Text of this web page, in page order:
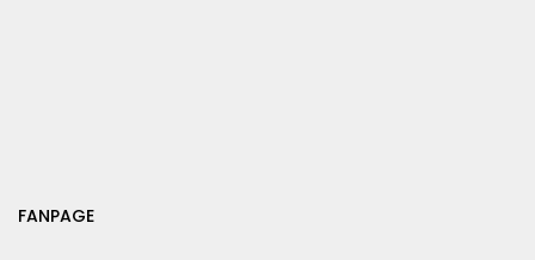
FANPAGE